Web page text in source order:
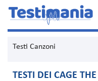
Testi Canzoni
TESTI DEI CAGE